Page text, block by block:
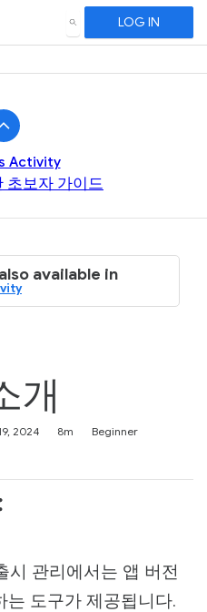
SEARCH LOG IN
Activity
초보자 가이드
available in
개
2024 8m
Beginner
시 관리에서는 앱 버전
는 도구가 제공됩니다.